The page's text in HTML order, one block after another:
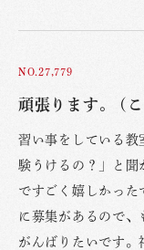
NO.27,779
頑張ります。 (
習い事をしている教
験うけるの？」と聞
ですごく嬉しかった
に募集があるので、
がんばりたいです。